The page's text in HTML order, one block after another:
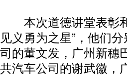
本次道德讲堂表彰和
见义勇为之星”，他们
司的董文发，广州新穗
共汽车公司的谢武徽，